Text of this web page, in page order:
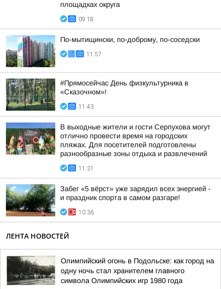
площадках округа
09:18
По-мытищински, по-доброму, по-соседски
11:57
#Прямосейчас День физкультурника в
«Сказочном»!
11:43
В выходные жители и гости Серпухова могут
отлично провести время на городских
пляжах. Для посетителей подготовлены
разнообразные зоны отдыха и развлечений
11:31
Забег «5 вёрст» уже зарядил всех энергией -
и праздник спорта в самом разгаре!
10:36
ЛЕНТА НОВОСТЕЙ
Олимпийский огонь в Подольске: как город на
одну ночь стал хранителем главного
символа Олимпийских игр 1980 года